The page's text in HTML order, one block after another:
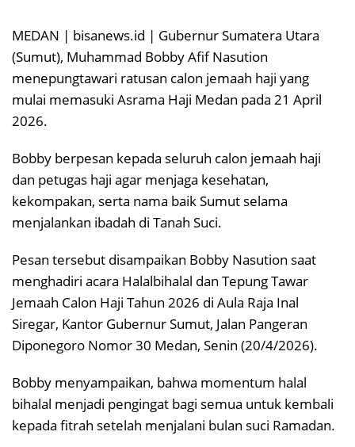
MEDAN | bisanews.id | Gubernur Sumatera Utara
(Sumut), Muhammad Bobby Afif Nasution
menepungtawari ratusan calon jemaah haji yang
mulai memasuki Asrama Haji Medan pada 21 April
2026.
Bobby berpesan kepada seluruh calon jemaah haji
dan petugas haji agar menjaga kesehatan,
kekompakan, serta nama baik Sumut selama
menjalankan ibadah di Tanah Suci.
Pesan tersebut disampaikan Bobby Nasution saat
menghadiri acara Halalbihalal dan Tepung Tawar
Jemaah Calon Haji Tahun 2026 di Aula Raja Inal
Siregar, Kantor Gubernur Sumut, Jalan Pangeran
Diponegoro Nomor 30 Medan, Senin (20/4/2026).
Bobby menyampaikan, bahwa momentum halal
bihalal menjadi pengingat bagi semua untuk kembali
kepada fitrah setelah menjalani bulan suci Ramadan.